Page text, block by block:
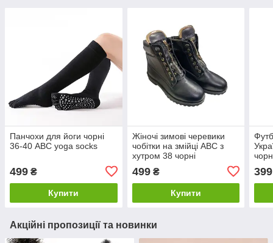
Панчохи для йоги чорні
36-40 ABC yoga socks
499 ₴
Купити
Жіночі зимові черевики
чобітки на змійці ABC з
хутром 38 чорні
499₴
Купити
399
Акційні пропозиції та новинки